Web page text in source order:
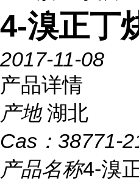
4-溴正丁
2017-11-08
产品详情
产地 湖北
Cas： 38771-
产品名称4-溴